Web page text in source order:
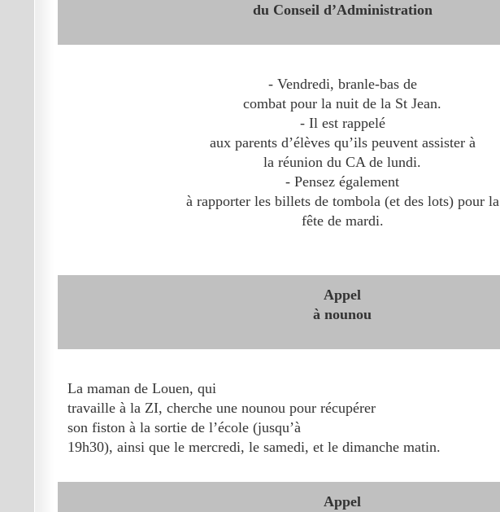
du Conseil d’Administration
- Vendredi, branle-bas de
combat pour la nuit de la St Jean.
- Il est rappelé
aux parents d’élèves qu’ils peuvent assister à
la réunion du CA de lundi.
- Pensez également
à rapporter les billets de tombola (et des lots) pour la
fête de mardi.
Appel
à nounou
La maman de Louen, qui
travaille à la ZI, cherche une nounou pour récupérer
son fiston à la sortie de l’école (jusqu’à
19h30), ainsi que le mercredi, le samedi, et le dimanche matin.
Appel